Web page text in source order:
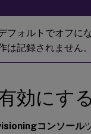
フォルトでオフに
は記録されません。
効にす
コンソール